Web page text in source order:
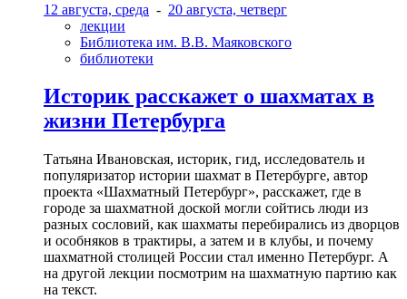
12 августа, среда - 20 августа, четверг
лекции
Библиотека им. В.В. Маяковского
библиотеки
Историк расскажет о шахматах в
жизни Петербурга
Татьяна Ивановская, историк, гид, исследователь и
популяризатор истории шахмат в Петербурге, автор
проекта «Шахматный Петербург», расскажет, где в
городе за шахматной доской могли сойтись люди из
разных сословий, как шахматы перебирались из дворцов
и особняков в трактиры, а затем и в клубы, и почему
шахматной столицей России стал именно Петербург. А
на другой лекции посмотрим на шахматную партию как
на текст.